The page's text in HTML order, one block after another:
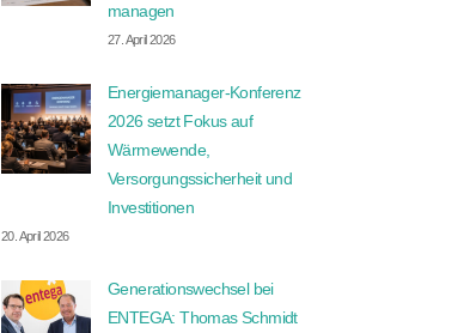
managen
27. April 2026
Energiemanager-Konferenz
2026 setzt Fokus auf
Wärmewende,
Versorgungssicherheit und
Investitionen
20. April 2026
Generationswechsel bei
ENTEGA: Thomas Schmidt